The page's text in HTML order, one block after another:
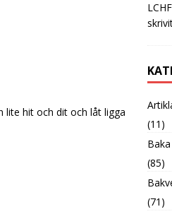
lite hit och dit och låt ligga
(11)
(85)
(71)